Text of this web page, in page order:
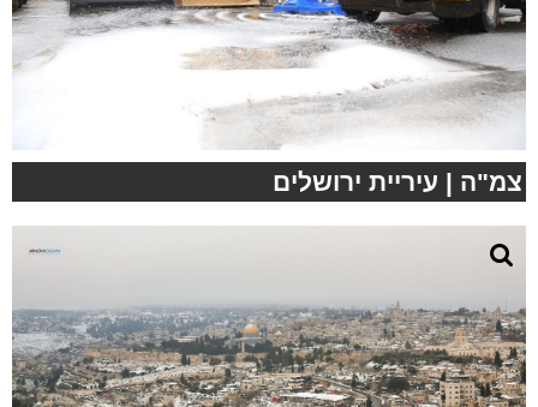
צמ"ה | עיריית ירושלים